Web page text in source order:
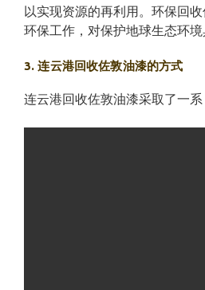
以实现资源的再利用。环保回
环保工作，对保护地球生态环境
3. 连云港回收佐敦油漆的方式
连云港回收佐敦油漆采取了一系